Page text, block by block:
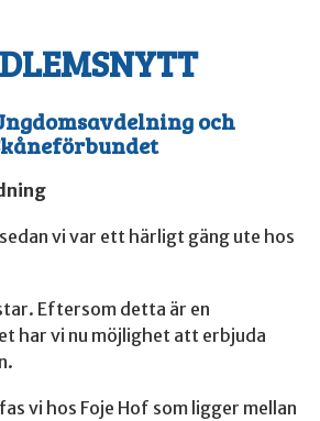
och
vi var ett härligt gäng ute hos
Eftersom detta är en
har vi nu möjlighet att erbjuda
vi hos Foje Hof som ligger mellan